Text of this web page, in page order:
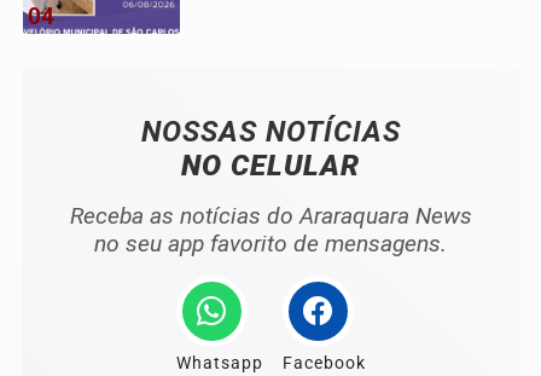
04
NOSSAS NOTÍCIAS
NO CELULAR
Receba as notícias do Araraquara News
no seu app favorito de mensagens.
Whatsapp Facebook